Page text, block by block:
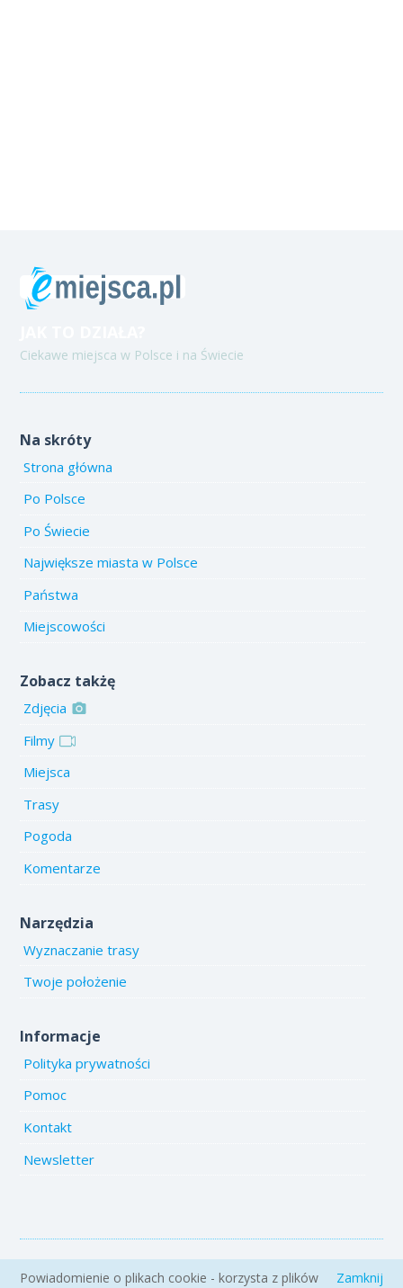
Ciekawe miejsca w Polsce i na Świecie
Na skróty
Strona główna
Po Polsce
Po Świecie
Największe miasta w Polsce
Państwa
Miejscowości
Zobacz takżę
Zdjęcia
Filmy
Miejsca
Trasy
Pogoda
Komentarze
Narzędzia
Wyznaczanie trasy
Twoje położenie
Informacje
Polityka prywatności
Pomoc
Kontakt
Newsletter
Copyright 2005-2026 www.emiejsca.pl. Kopiowanie treści i zdjęć
Powiadomienie o plikach cookie - korzysta z plików Zamknij